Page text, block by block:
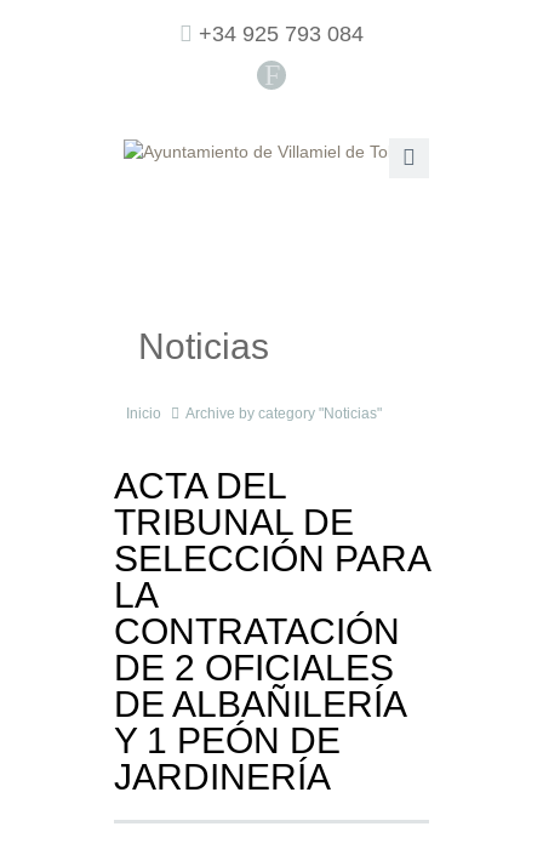
F
+34 925 793 084
Noticias
Inicio Archive by category "Noticias"
ACTA DEL
TRIBUNAL DE
SELECCIÓN PARA
LA
CONTRATACIÓN
DE 2 OFICIALES
DE ALBAÑILERÍA
Y 1 PEÓN DE
JARDINERÍA